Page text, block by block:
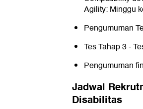
Agility: Minggu
Pengumuman
Tes Tahap 3 -
Pengumuman
Jadwal
Disabilitas